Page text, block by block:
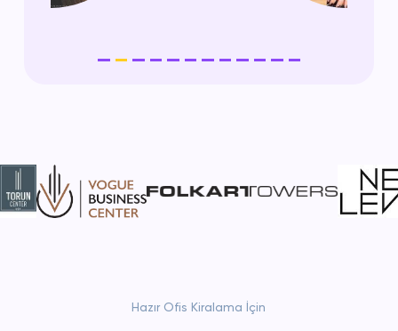
Hazır Ofis Kiralama İçin